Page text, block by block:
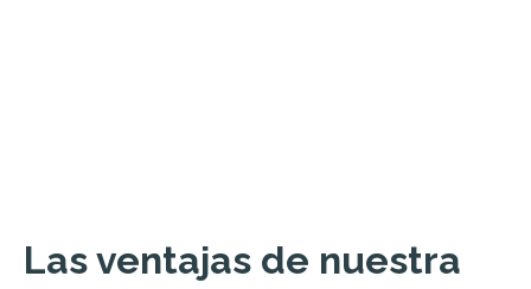
Las ventajas de nuestra